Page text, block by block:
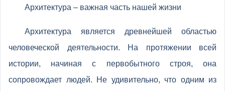
Архитектура – важная часть нашей жизни
Архитектура является древнейшей областью
человеческой деятельности. На протяжении всей
истории, начиная с первобытного строя, она
сопровождает людей. Не удивительно, что одним из